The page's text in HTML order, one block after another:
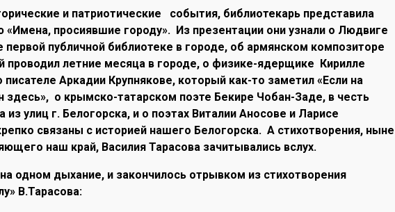
и патриотические события, библиотекарь представила
просиявшие городу». Из презентации они узнали о Людвиге
первой публичной библиотеке в городе, об армянском композиторе
проводил летние месяца в городе, о физике-ядерщике Кирилле
Аркадии Крупнякове, который как-то заметил «Если на
здесь», о крымско-татарском поэте Бекире Чобан-Заде, в честь
из улиц г. Белогорска, и о поэтах Виталии Аносове и Ларисе
связаны с историей нашего Белогорска. А стихотворения, ныне
наш край, Василия Тарасова зачитывались вслух.
одном дыхание, и закончилось отрывком из стихотворения
В.Тарасова: